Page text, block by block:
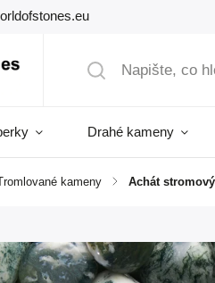
Drahé kameny
Tromlované kameny / Achát